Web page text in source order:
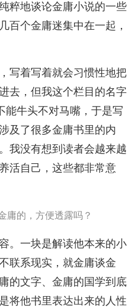
粹地谈论金庸小说的一些
百个金庸迷集中在一起，
写着写着就会习惯性地把
去，但我这个栏目的名字
能牛头不对马嘴，于是写
及了很多金庸书里的内
我没有想到读者会越来越
活自己，这些都非常意
庸的，方便透露吗？
。一块是解读他本来的小
联系现实，就金庸谈金
的文字、金庸的国学到底
将他书里表达出来的人性